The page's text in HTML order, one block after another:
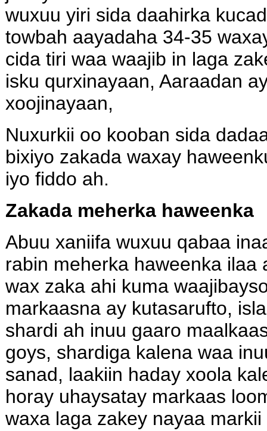
wuxuu yiri sida daahirka
towbah aayadaha 34-35
cida tiri waa waajib in laga
isku qurxinayaan, Aaraadan
xoojinayaan,
Nuxurkii oo kooban sida
bixiyo zakada waxay
iyo fiddo ah.
Zakada meherka haweenka
Abuu xaniifa wuxuu qabaa
rabin meherka haweenka ilaa
wax zaka ahi kuma
markaasna ay kutasarufto,
shardi ah inuu gaaro
goys, shardiga kalena waa
sanad, laakiin haday xoola
horay uhaysatay markaas
waxa laga zakey nayaa